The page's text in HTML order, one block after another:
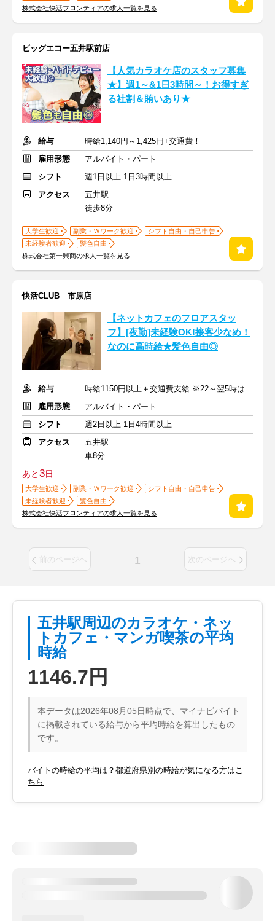
株式会社快活フロンティアの求人一覧を見る
ビッグエコー五井駅前店
【人気カラオケ店のスタッフ募集
★】週1～&1日3時間～！お得すぎ
る社割＆賄いあり★
給与
時給1,140円～1,425円+交通費！
雇用形態
アルバイト・パート
シフト
週1日以上 1日3時間以上
アクセス
五井駅
徒歩8分
大学生歓迎 副業・Ｗワーク歓迎
シフト自由・自己申告
未経験者歓迎
髪色自由
株式会社第一興商の求人一覧を見る
快活CLUB 市原店
【ネットカフェのフロアスタッ
フ】[夜勤]未経験OK!接客少なめ！
なのに高時給★髪色自由◎
給与
時給1150円以上＋交通費支給 ※22～翌5時は時給1438円
雇用形態
アルバイト・パート
シフト
週2日以上 1日4時間以上
アクセス
五井駅
車8分
あと3日
大学生歓迎 副業・Ｗワーク歓迎
シフト自由・自己申告
未経験者歓迎
髪色自由
株式会社快活フロンティアの求人一覧を見る
前のページへ 1 次のページへ
五井駅周辺のカラオケ・ネッ
トカフェ・マンガ喫茶の平均
時給
1146.7円
本データは2026年08月05日時点で、マイナビバイト
に掲載されている給与から平均時給を算出したもの
です。
バイトの時給の平均は？都道府県別の時給が気になる方はこ
ちら